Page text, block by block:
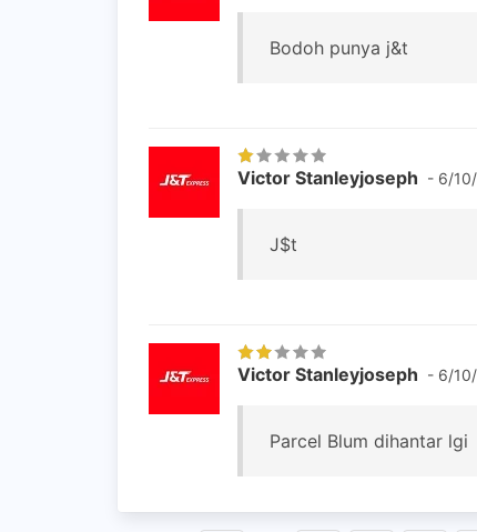
Bodoh punya j&t
Victor Stanleyjoseph - 6/
J$t
Victor Stanleyjoseph - 6/
Parcel Blum dihantar lgi